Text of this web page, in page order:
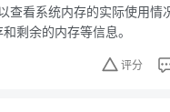
查看系统内存的实际使用情
剩余的内存等信息。
评分